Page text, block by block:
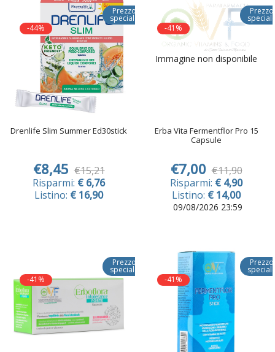
Prezzo
speciale
-44%
Drenlife Slim Summer Ed30stick
€8,45 €15,21
Risparmi: € 6,76
Listino: € 16,90
Immagine non disponibile
Prezzo
-41%
Erba Vita Fermentflor Pro 15
Capsule
€7,00 €11,90
Risparmi: € 4,90
Listino: € 14,00
09/08/2026 23:59
Prezzo
speciale
-41%
Prezzo
-41%